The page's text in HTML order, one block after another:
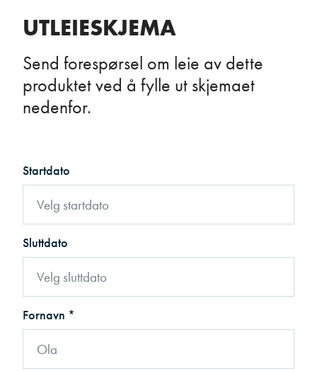
UTLEIESKJEMA
Send forespørsel om leie av dette
produktet ved å fylle ut skjemaet
nedenfor.
Startdato
Sluttdato
Fornavn *